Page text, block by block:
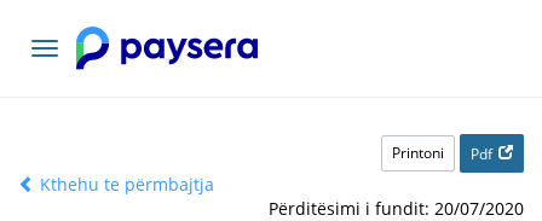
Lundrimi
toggle
Printoni Pdf
Kthehu te përmbajtja
Përditësimi i fundit: 20/07/2020